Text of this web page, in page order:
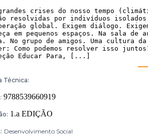
crises do nosso tempo
resolvidas por indivíduos isolados
global. Exigem diálogo.
em pequenos espaços. Na sala
No grupo de amigos. Uma cultura
Como podemos resolver isso
Educar Para, [...]
Técnica:
9788539660919
1.a EDIÇÃO
Desenvolvimento Social